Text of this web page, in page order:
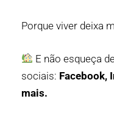
Porque viver deixa
E não esqueça
sociais: Facebook,
mais.